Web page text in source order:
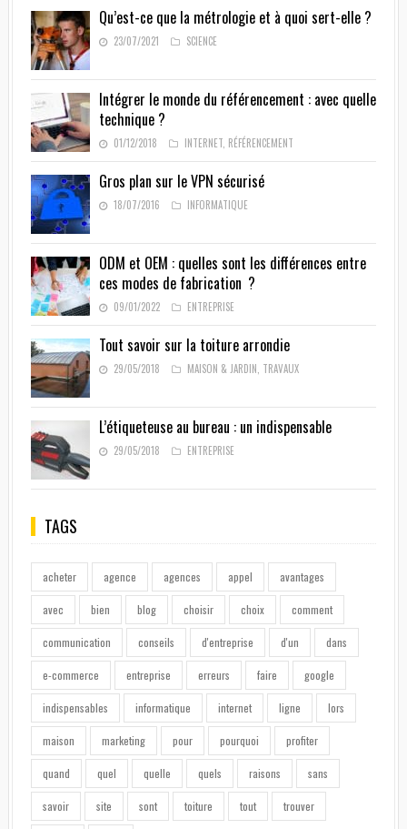
Qu’est-ce que la métrologie et à quoi sert-elle ?
23/07/2021 SCIENCE
Intégrer le monde du référencement : avec quelle
technique ?
01/12/2018 INTERNET, RÉFÉRENCEMENT
Gros plan sur le VPN sécurisé
18/07/2016 INFORMATIQUE
ODM et OEM : quelles sont les différences entre
ces modes de fabrication ?
09/01/2022 ENTREPRISE
Tout savoir sur la toiture arrondie
29/05/2018 MAISON & JARDIN TRAVAUX
L’étiqueteuse au bureau : un indispensable
29/05/2018 ENTREPRISE
TAGS
acheter agence agences appel avantages
avec bien blog choisir choix comment
communication conseils d'entreprise d'un dans
e-commerce entreprise erreurs faire google
indispensables informatique internet ligne lors
maison marketing pour pourquoi profiter
quand quel quelle quels raisons sans
savoir site sont toiture tout trouver